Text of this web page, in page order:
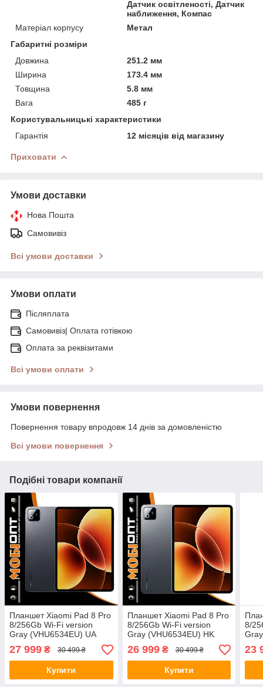
Датчик освітленості, Датчик
наближення, Компас
Матеріал корпусу
Метал
Габаритні розміри
Довжина
251.2 мм
Ширина
173.4 мм
Товщина
5.8 мм
Вага
485 г
Користувальницькі характеристики
Гарантія
12 місяців від магазину
Приховати
Умови доставки
Нова Пошта
Самовивіз
Всі умови доставки
Умови оплати
Післяплата
Самовивіз| Оплата готівкою
Оплата за реквізитами
Всі умови оплати
Умови повернення
Повернення товару впродовж 14 днів за домовленістю
Всі умови повернення
Подібні товари компанії
Планшет Xiaomi Pad 8 Pro
8/256Gb Wi-Fi version
Gray (VHU6534EU) UA
UCRF
27 999 ₴ 30 499 ₴
Купити
Планшет Xiaomi Pad 8 Pro
8/256Gb Wi-Fi version
Gray (VHU6534EU) HK
26 999₴ 30 499 ₴
Купити
8/
23